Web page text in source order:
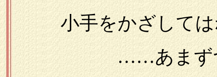
小手をかざしては
……あまずつぱ